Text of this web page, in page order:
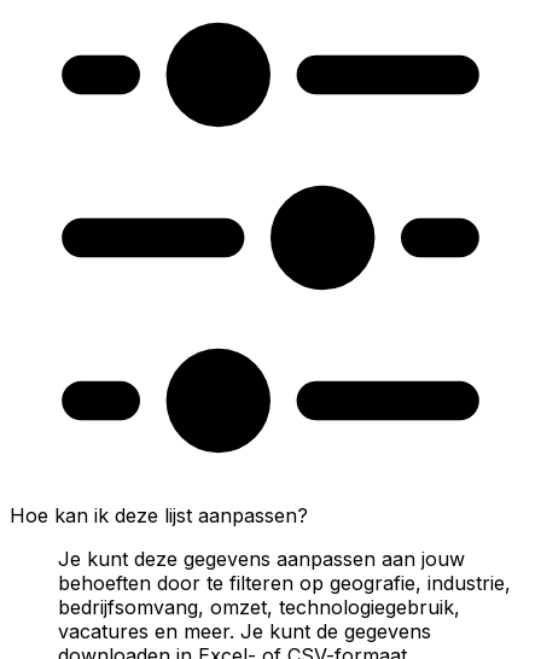
Hoe kan ik deze lijst aanpassen?
Je kunt deze gegevens aanpassen aan jouw
behoeften door te filteren op geografie, industrie,
bedrijfsomvang, omzet, technologiegebruik,
vacatures en meer. Je kunt de gegevens